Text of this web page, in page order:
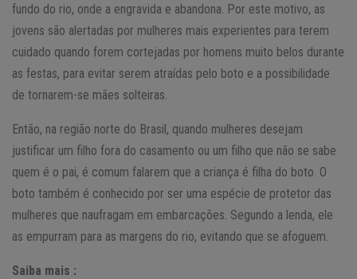
fundo do rio, onde a engravida e abandona. Por este motivo, as
jovens são alertadas por mulheres mais experientes para terem
cuidado quando forem cortejadas por homens muito belos durante
as festas, para evitar serem atraídas pelo boto e a possibilidade
de tornarem-se mães solteiras.
Então, na região norte do Brasil, quando mulheres desejam
justificar um filho fora do casamento ou um filho que não se sabe
quem é o pai, é comum falarem que a criança é filha do boto. O
boto também é conhecido por ser uma espécie de protetor das
mulheres que naufragam em embarcações. Segundo a lenda, ele
as empurram para as margens do rio, evitando que se afoguem.
Saiba mais :